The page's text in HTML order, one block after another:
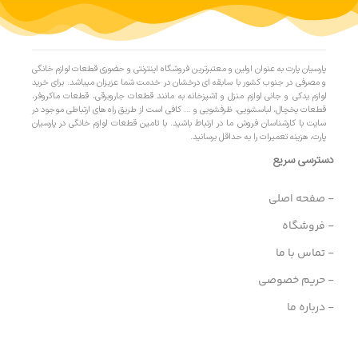
پارسیان پارت به عنوان اولین و معتبرترین فروشگاه اینترنتی و حضوری قطعات لوازم خانگی
و مصرفی در جنوب کشور با سابقه ای درخشان در خدمت شما عزیزان میباشد. برای خرید
لوازم یدکی و جانی لوازم منزل و آشپزخانه به مانند قطعات جاروبرقی، قطعات ماکروفر،
قطعات یخچال، لباسشویی، ظرفشویی و … کافی است از طریق راه های ارتباطی موجود در
سایت با کارشناسان فروش ما در ارتباط باشید. با تامین قطعات لوازم خانگی در پارسیان
پارت، هزینه تعمیرات را به حداقل برسانید.
دسترسی سریع
- صفحه اصلی
- فروشگاه
- تماس با ما
- حریم خصوصی
- درباره ما